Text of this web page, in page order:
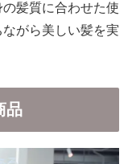
髪質に合わせた使
がら美しい髪を実
品